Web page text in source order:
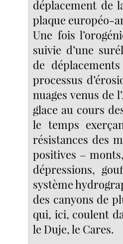
déplacement de
plaque européo-
Une fois
suivie d’une
de
processus
nuages venus de
glace au cours
le temps
résistances des
positives –
dépressions,
système
des canyons de
qui, ici, coulent
le Duje, le Cares.